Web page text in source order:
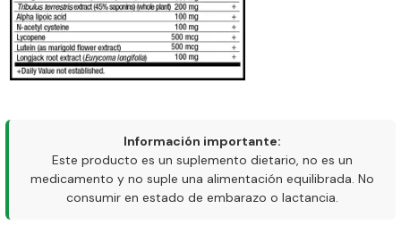
Información importante:
Este producto es un suplemento dietario, no es un
medicamento y no suple una alimentación equilibrada. No
consumir en estado de embarazo o lactancia.